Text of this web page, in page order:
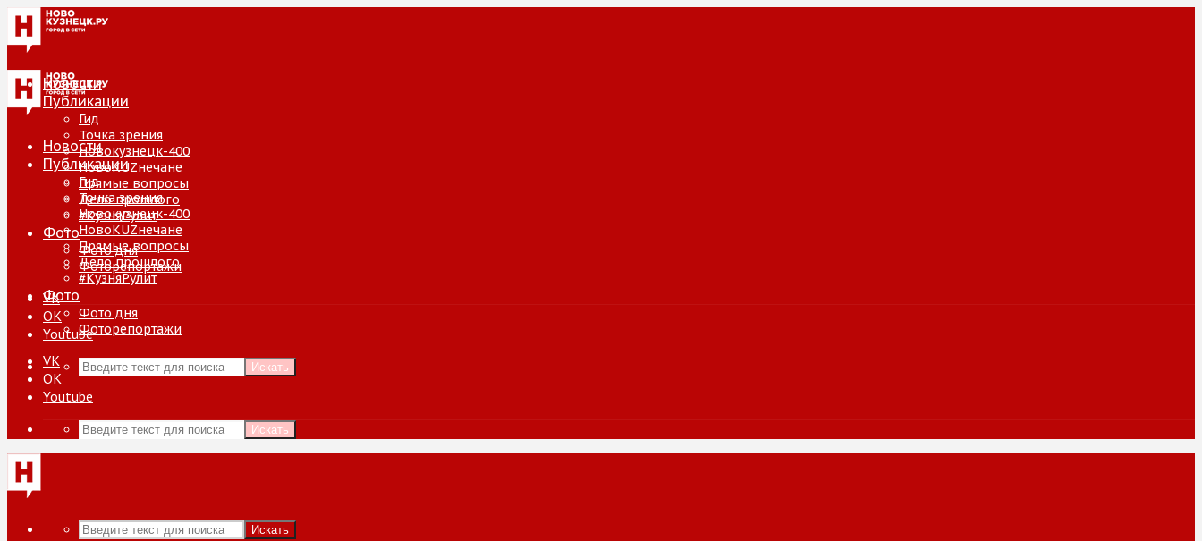
Новости
Публикации
Гид
Точка зрения
Новокузнецк-400
НовоKUZнечане
Прямые вопросы
Дело прошлого
#КузняРулит
Фото
Фото дня
Фоторепортажи
VK
ОК
Youtube
Искать
Новости
Публикации
Гид
Точка зрения
Новокузнецк-400
НовоKUZнечане
Прямые вопросы
Дело прошлого
#КузняРулит
Фото
Фото дня
Фоторепортажи
VK
ОК
Youtube
Искать
Искать